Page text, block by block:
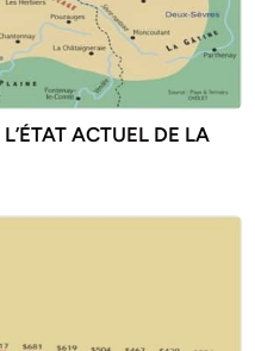
ACTUEL DE LA